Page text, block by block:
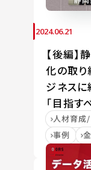
2024.06.21
【後編
化の取り
ジネスに
「目指す
人材育成
事例